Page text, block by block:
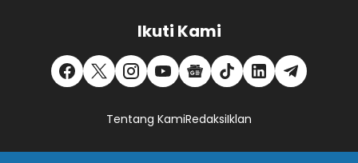
Ikuti Kami
Tentang KamiRedaksiIklan